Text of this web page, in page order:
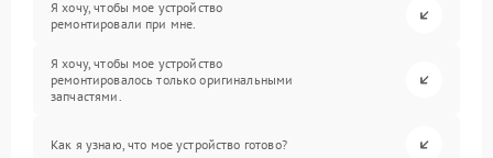
Я хочу, чтобы мое устройство
ремонтировали при мне.
Я хочу, чтобы мое устройство
ремонтировалось только оригинальными
запчастями.
Как я узнаю, что мое устройство готово?